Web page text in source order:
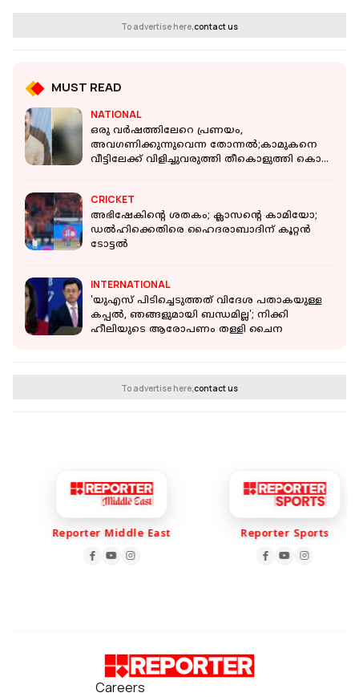
To advertise here,contact us
MUST READ
NATIONAL
ഒരു വർഷത്തിലേറെ പ്രണയം,
അവഗണിക്കുന്നുവെന്ന തോന്നൽ;കാമുകനെ
വീട്ടിലേക്ക് വിളിച്ചുവരുത്തി തീകൊളുത്തി കൊന്ന്
CRICKET
അഭിഷേകിന്റെ ശതകം; ക്ലാസന്റെ കാമിയോ;
ഡൽഹിക്കെതിരെ ഹൈദരാബാദിന് കൂറ്റൻ
ടോട്ടൽ
INTERNATIONAL
'യുഎസ് പിടിച്ചെടുത്തത് വിദേശ പതാകയുള്ള
കപ്പൽ, ഞങ്ങളുമായി ബന്ധമില്ല'; നിക്കി
ഹീലിയുടെ ആരോപണം തള്ളി ചൈന
To advertise here,contact us
Reporter Middle East Reporter Sports
Careers